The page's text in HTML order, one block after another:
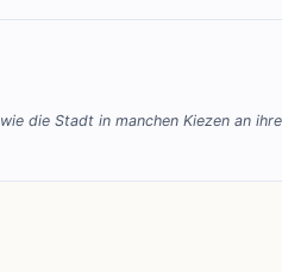
die Stadt in manchen Kiezen an